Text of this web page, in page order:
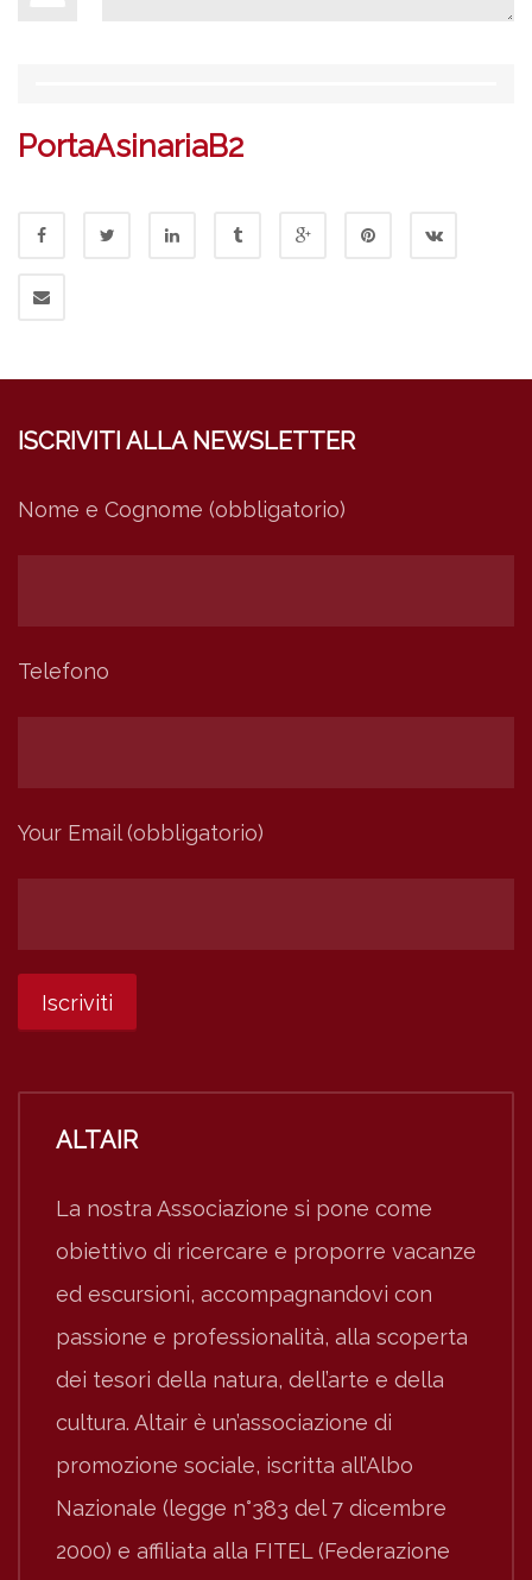
PortaAsinariaB2
ISCRIVITI ALLA NEWSLETTER
Nome e Cognome (obbligatorio)
Telefono
Your Email (obbligatorio)
ALTAIR
La nostra Associazione si pone come
obiettivo di ricercare e proporre vacanze
ed escursioni, accompagnandovi con
passione e professionalità, alla scoperta
dei tesori della natura, dell’arte e della
cultura. Altair è un’associazione di
promozione sociale, iscritta all’Albo
Nazionale (legge n°383 del 7 dicembre
2000) e affiliata alla FITEL (Federazione